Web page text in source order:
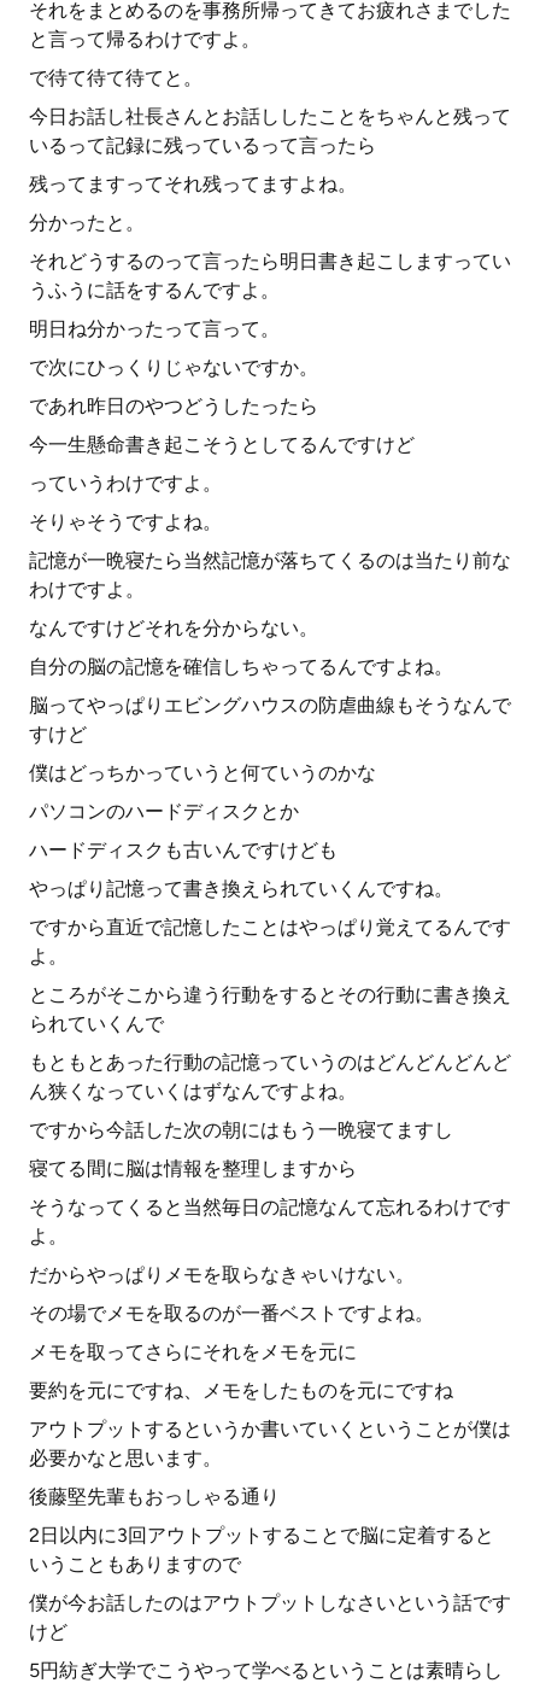
それをまとめるのを事務所帰ってきてお疲れさまでした
と言って帰るわけですよ。
で待て待て待てと。
今日お話し社長さんとお話ししたことをちゃんと残って
いるって記録に残っているって言ったら
残ってますってそれ残ってますよね。
分かったと。
それどうするのって言ったら明日書き起こしますってい
うふうに話をするんですよ。
明日ね分かったって言って。
で次にひっくりじゃないですか。
であれ昨日のやつどうしたったら
今一生懸命書き起こそうとしてるんですけど
っていうわけですよ。
そりゃそうですよね。
記憶が一晩寝たら当然記憶が落ちてくるのは当たり前な
わけですよ。
なんですけどそれを分からない。
自分の脳の記憶を確信しちゃってるんですよね。
脳ってやっぱりエビングハウスの防虐曲線もそうなんで
すけど
僕はどっちかっていうと何ていうのかな
パソコンのハードディスクとか
ハードディスクも古いんですけども
やっぱり記憶って書き換えられていくんですね。
ですから直近で記憶したことはやっぱり覚えてるんです
よ。
ところがそこから違う行動をするとその行動に書き換え
られていくんで
もともとあった行動の記憶っていうのはどんどんどんど
ん狭くなっていくはずなんですよね。
ですから今話した次の朝にはもう一晩寝てますし
寝てる間に脳は情報を整理しますから
そうなってくると当然毎日の記憶なんて忘れるわけです
よ。
だからやっぱりメモを取らなきゃいけない。
その場でメモを取るのが一番ベストですよね。
メモを取ってさらにそれをメモを元に
要約を元にですね、メモをしたものを元にですね
アウトプットするというか書いていくということが僕は
必要かなと思います。
後藤堅先輩もおっしゃる通り
2日以内に3回アウトプットすることで脳に定着すると
いうこともありますので
僕が今お話したのはアウトプットしなさいという話です
けど
5円紡ぎ大学でこうやって学べるということは素晴らし